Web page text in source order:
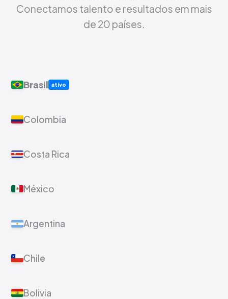
Conectamos talento e resultados em mais
de 20 países.
Brasil ativo
Colombia
Costa Rica
México
Argentina
Chile
Bolivia